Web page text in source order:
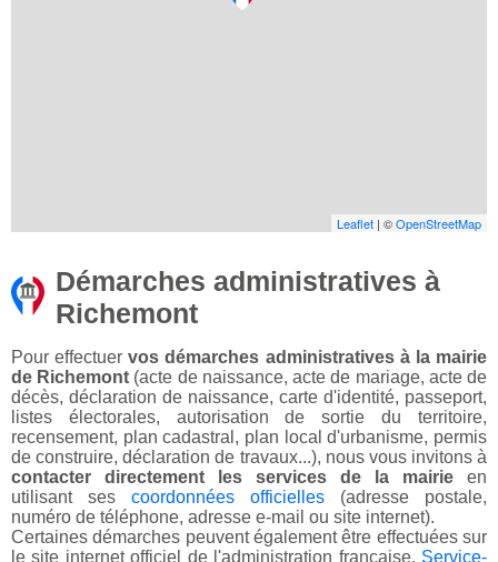
Leaflet | ©OpenStreetMap
Démarches administratives à
Richemont
Pour effectuervos démarches administratives à la mairie
de Richemont (acte de naissance, acte de mariage, acte de
décès, déclaration de naissance, carte d'identité, passeport,
listes électorales, autorisation de sortie du territoire,
recensement, plan cadastral, plan local d'urbanisme, permis
de construire, déclaration de travaux...), nous vous invitons à
contacter directement les services de la mairie en
utilisant ses coordonnées officielles (adresse postale,
numéro de téléphone, adresse e-mail ou site internet).
Certaines démarches peuvent également être effectuées sur
le site internet officiel de l'administration française, Service-